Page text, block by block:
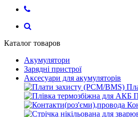
Каталог товаров
Акумулятори
Зарядні пристрої
Аксесуари для акумуляторів